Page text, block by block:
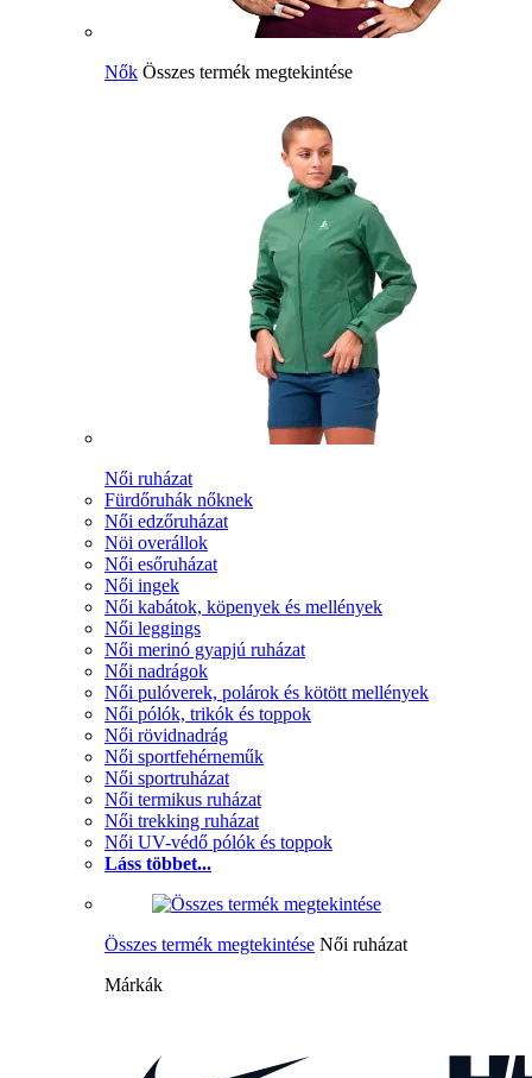
Nők Összes termék megtekintése
Női ruházat
Fürdőruhák nőknek
Női edzőruházat
Nöi overállok
Női esőruházat
Női ingek
Női kabátok, köpenyek és mellények
Női leggings
Női merinó gyapjú ruházat
Női nadrágok
Női pulóverek, polárok és kötött mellények
Női pólók, trikók és toppok
Női rövidnadrág
Női sportfehérneműk
Női sportruházat
Női termikus ruházat
Női trekking ruházat
Női UV-védő pólók és toppok
Láss többet...
Összes termék megtekintése Női ruházat
Márkák